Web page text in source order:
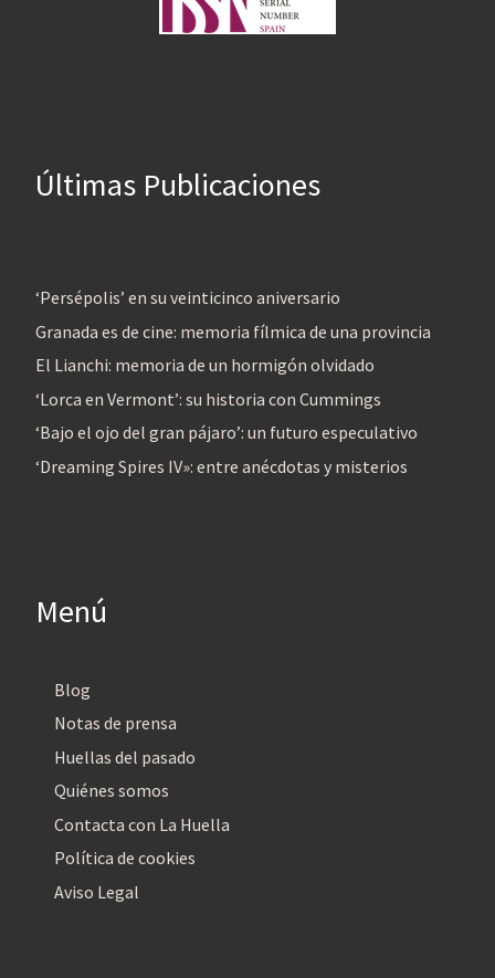
Últimas Publicaciones
‘Persépolis’ en su veinticinco aniversario
Granada es de cine: memoria fílmica de una provincia
El Lianchi: memoria de un hormigón olvidado
‘Lorca en Vermont’: su historia con Cummings
‘Bajo el ojo del gran pájaro’: un futuro especulativo
‘Dreaming Spires IV»: entre anécdotas y misterios
Menú
Blog
Notas de prensa
Huellas del pasado
Quiénes somos
Contacta con La Huella
Política de cookies
Aviso Legal